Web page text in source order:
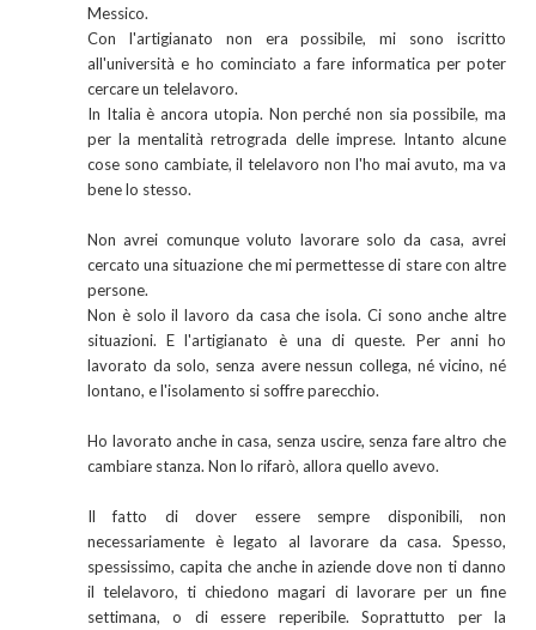
Messico.
Con l'artigianato non era possibile, mi sono iscritto
all'università e ho cominciato a fare informatica per poter
cercare un telelavoro.
In Italia è ancora utopia. Non perché non sia possibile, ma
per la mentalità retrograda delle imprese. Intanto alcune
cose sono cambiate, il telelavoro non l'ho mai avuto, ma va
bene lo stesso.
Non avrei comunque voluto lavorare solo da casa, avrei
cercato una situazione che mi permettesse di stare con altre
persone.
Non è solo il lavoro da casa che isola. Ci sono anche altre
situazioni. E l'artigianato è una di queste. Per anni ho
lavorato da solo, senza avere nessun collega, né vicino, né
lontano, e l'isolamento si soffre parecchio.
Ho lavorato anche in casa, senza uscire, senza fare altro che
cambiare stanza. Non lo rifarò, allora quello avevo.
Il fatto di dover essere sempre disponibili, non
necessariamente è legato al lavorare da casa. Spesso,
spessissimo, capita che anche in aziende dove non ti danno
il telelavoro, ti chiedono magari di lavorare per un fine
settimana, o di essere reperibile. Soprattutto per la